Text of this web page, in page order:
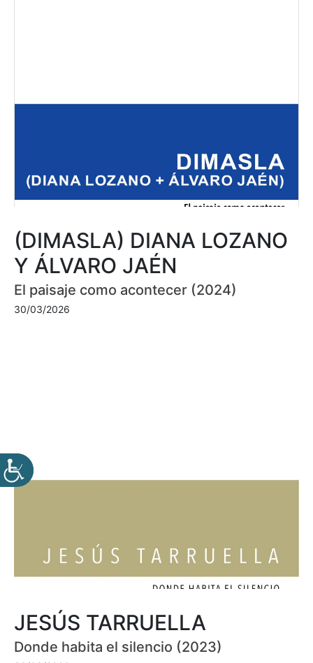
(DIMASLA) DIANA LOZANO
Y ÁLVARO JAÉN
El paisaje como acontecer (2024)
30/03/2026
JESÚS TARRUELLA
Donde habita el silencio (2023)